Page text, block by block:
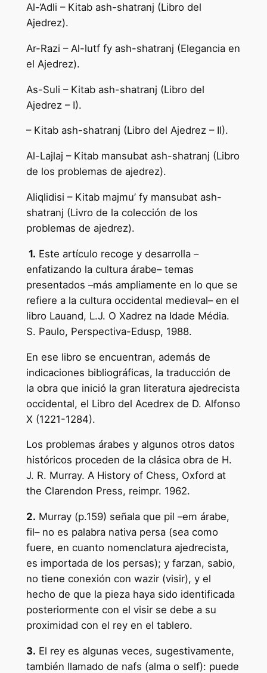
Al-‘Adli – Kitab ash-shatranj (Libro del
Ajedrez).
Ar-Razi – Al-lutf fy ash-shatranj (Elegancia en
el Ajedrez).
As-Suli – Kitab ash-shatranj (Libro del
Ajedrez – I).
– Kitab ash-shatranj (Libro del Ajedrez – II).
Al-Lajlaj – Kitab mansubat ash-shatranj (Libro
de los problemas de ajedrez).
Aliqlidisi – Kitab majmu’ fy mansubat ash-
shatranj (Livro de la colección de los
problemas de ajedrez).
1. Este artículo recoge y desarrolla –
enfatizando la cultura árabe– temas
presentados –más ampliamente en lo que se
refiere a la cultura occidental medieval– en el
libro Lauand, L.J. O Xadrez na Idade Média.
S. Paulo, Perspectiva-Edusp, 1988.
En ese libro se encuentran, además de
indicaciones bibliográficas, la traducción de
la obra que inició la gran literatura ajedrecista
occidental, el Libro del Acedrex de D. Alfonso
X (1221-1284).
Los problemas árabes y algunos otros datos
históricos proceden de la clásica obra de H.
J. R. Murray. A History of Chess, Oxford at
the Clarendon Press, reimpr. 1962.
2. Murray (p.159) señala que pil –em árabe,
fil– no es palabra nativa persa (sea como
fuere, en cuanto nomenclatura ajedrecista,
es importada de los persas); y farzan, sabio,
no tiene conexión con wazir (visir), y el
hecho de que la pieza haya sido identificada
posteriormente con el visir se debe a su
proximidad con el rey en el tablero.
3. El rey es algunas veces, sugestivamente,
también llamado de nafs (alma o self): puede